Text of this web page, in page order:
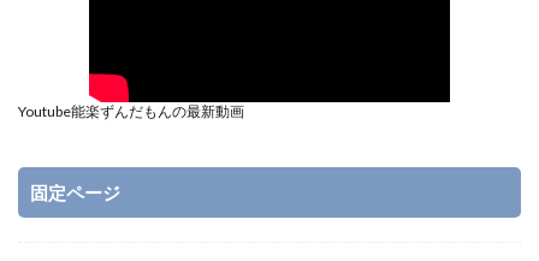
Youtube能楽ずんだもんの最新動画
固定ページ